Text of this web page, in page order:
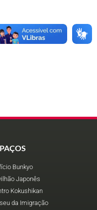
Bunkyo
Japonês
Kokushikan
da Imigração